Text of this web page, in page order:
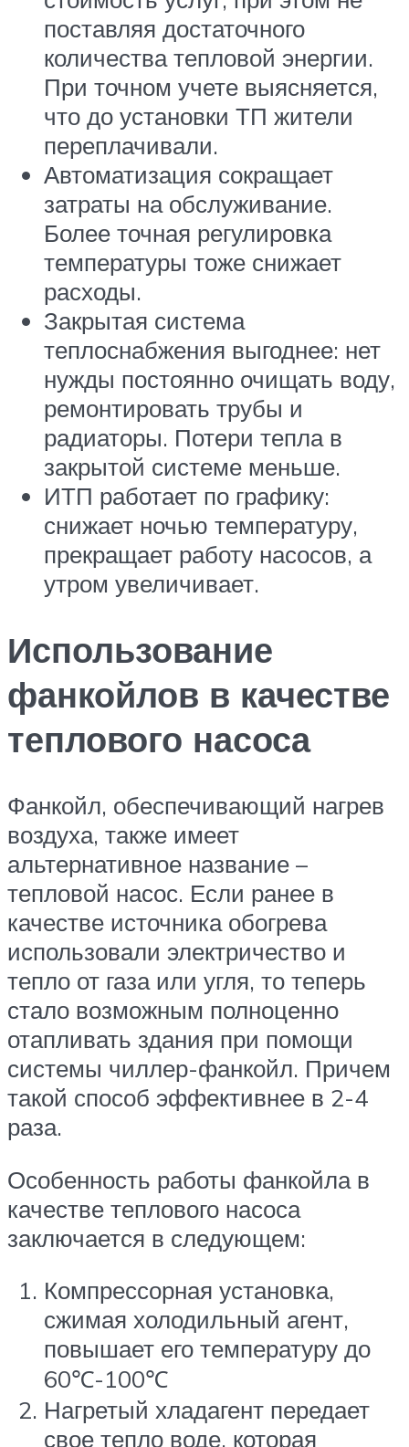
поставляя достаточного
количества тепловой энергии.
При точном учете выясняется,
что до установки ТП жители
переплачивали.
Автоматизация сокращает
затраты на обслуживание.
Более точная регулировка
температуры тоже снижает
расходы.
Закрытая система
теплоснабжения выгоднее: нет
нужды постоянно очищать воду,
ремонтировать трубы и
радиаторы. Потери тепла в
закрытой системе меньше.
ИТП работает по графику:
снижает ночью температуру,
прекращает работу насосов, а
утром увеличивает.
Использование
фанкойлов в качестве
теплового насоса
Фанкойл, обеспечивающий нагрев
воздуха, также имеет
альтернативное название –
тепловой насос. Если ранее в
качестве источника обогрева
использовали электричество и
тепло от газа или угля, то теперь
стало возможным полноценно
отапливать здания при помощи
системы чиллер-фанкойл. Причем
такой способ эффективнее в 2-4
раза.
Особенность работы фанкойла в
качестве теплового насоса
заключается в следующем:
Компрессорная установка,
сжимая холодильный агент,
повышает его температуру до
60℃-100℃
Нагретый хладагент передает
свое тепло воде, которая